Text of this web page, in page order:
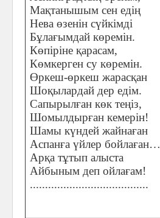
Мақтанышым сен едің
Нева өзенін сүйкімді
Бұлағымдай көремін.
Көпіріне қарасам,
Көмкерген су көремін.
Өркеш-өркеш жарасқан
Шоқылардай дер едім.
Сапырылған көк теңіз,
Шомылдырған кемерін!
Шамы күндей жайнаған
Аспанға үйлер бойлаған…
Арқа тұтып алыста
Айбыным деп ойлағам!
.......................................